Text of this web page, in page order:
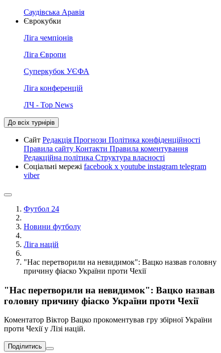
Саудівська Аравія
Єврокубки
Ліга чемпіонів
Ліга Європи
Суперкубок УЄФА
Ліга конференцій
ЛЧ - Top News
До всіх турнірів
Сайт Редакція Прогнози Політика конфіденційності
Правила сайту Контакти Правила коментування
Редакційна політика Структура власності
Соціальні мережі facebook x youtube instagram telegram
viber
Футбол 24
Новини футболу
Ліга націй
"Нас перетворили на невидимок": Вацко назвав головну
причину фіаско України проти Чехії
"Нас перетворили на невидимок": Вацко назвав
головну причину фіаско України проти Чехії
Коментатор Віктор Вацко прокоментував гру збірної України
проти Чехії у Лізі націй.
Поділитись